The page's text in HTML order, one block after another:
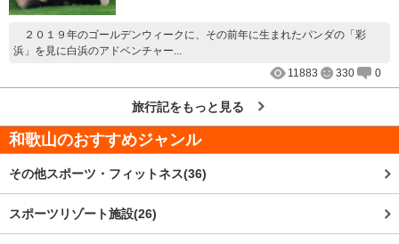
２０１９年のゴールデンウィークに、その前年に生まれたパンダの「彩
浜」を見に白浜のアドベンチャー...
11883
330 0
旅行記をもっと見る
和歌山のおすすめジャンル
その他スポーツ・フィットネス(36)
スポーツリゾート施設(26)